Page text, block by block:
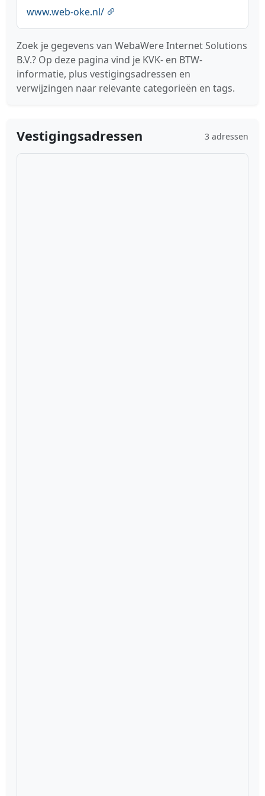
www.web-oke.nl/
Zoek je gegevens van WebaWere Internet Solutions
B.V.? Op deze pagina vind je KVK- en BTW-
informatie, plus vestigingsadressen en
verwijzingen naar relevante categorieën en tags.
Vestigingsadressen 3 adressen